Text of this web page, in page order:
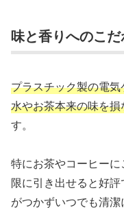
味と香りへのこだ
プラスチック製の電
水やお茶本来の味を
す。
特にお茶やコーヒー
限に引き出せると好
がつかずいつでも清潔